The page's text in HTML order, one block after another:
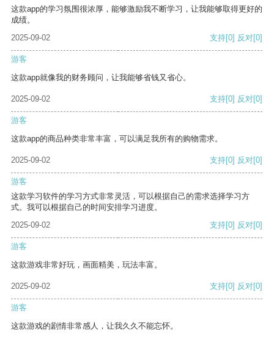
这款app的学习氛围很浓厚，能够激励我不断学习，让我能够取得更好的
成绩。
2025-09-02
支持[0] 反对[0]
游客
这款app就像我的财务顾问，让我能够省钱又省心。
2025-09-02 支持[0] 反对[0]
游客
这款app的商品种类非常丰富，可以满足我所有的购物需求。
2025-09-02 支持[0] 反对[0]
游客
这款学习软件的学习方式非常灵活，可以根据自己的需求选择学习方
式。我可以根据自己的时间安排学习进度。
2025-09-02
支持[0] 反对[0]
游客
这款游戏非常好玩，画面精美，玩法丰富。
2025-09-02 支持[0] 反对[0]
游客
这款游戏的剧情非常感人，让我久久不能忘怀。